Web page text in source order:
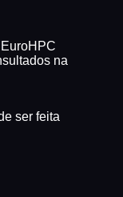
na
ser feita